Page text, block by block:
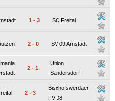
1 - 3 SC Freital
2 - 0 SV 09 Arnstadt
2 - 1
Union
Sandersdorf
2 - 3
Bischofswerdaer
FV 08